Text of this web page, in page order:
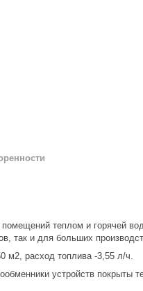
теплом и горячей
так и для больших
м2, расход топлива -3,55 л/ч.
устройств покрыты